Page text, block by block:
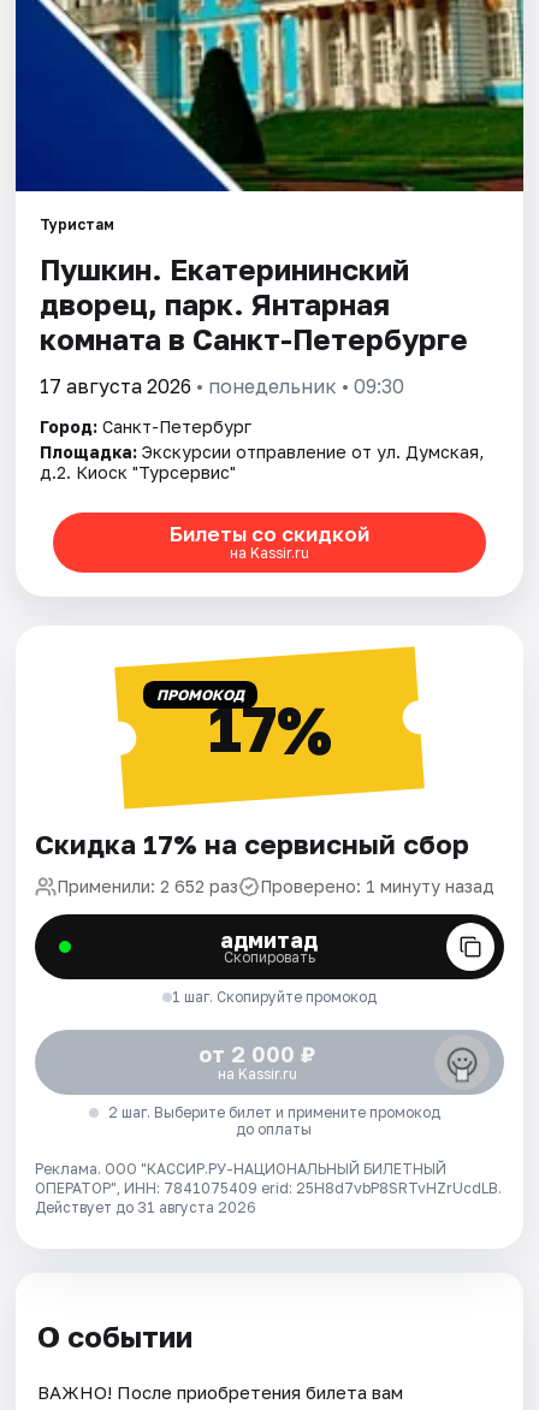
Туристам
Пушкин. Екатерининский
дворец, парк. Янтарная
комната в Санкт-Петербурге
17 августа 2026 • понедельник • 09:30
Город: Санкт-Петербург
Площадка: Экскурсии отправление от ул. Думская,
д.2. Киоск "Турсервис"
Билеты со скидкой
на Kassir.ru
ПРОМОКОД17%
Скидка 17% на сервисный сбор
Применили: 2 652 раз Проверено: 1 минуту назад
адмитад
Скопировать
1 шаг. Скопируйте промокод
от 2 000 ₽
на Kassir.ru
2 шаг. Выберите билет и примените промокод
до оплаты
Реклама. ООО "КАССИР.РУ-НАЦИОНАЛЬНЫЙ БИЛЕТНЫЙ
ОПЕРАТОР", ИНН: 7841075409 erid: 25H8d7vbP8SRTvHZrUcdLB.
Действует до 31 августа 2026
О событии
ВАЖНО! После приобретения билета вам